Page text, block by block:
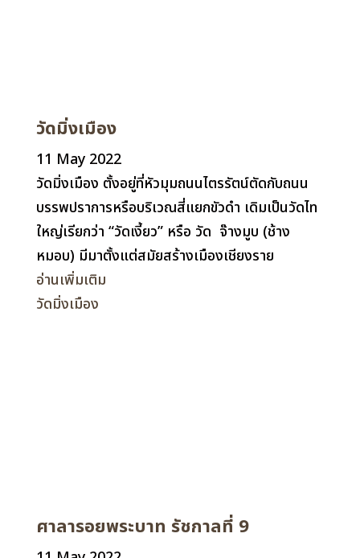
วัดมิ่งเมือง
11 May 2022
วัดมิ่งเมือง ตั้งอยู่ที่หัวมุมถนนไตรรัตน์ตัดกับถนน
บรรพปราการหรือบริเวณสี่แยกขัวดำ เดิมเป็นวัดไท
ใหญ่เรียกว่า “วัดเงี้ยว” หรือ วัด จ๊างมูบ (ช้าง
หมอบ) มีมาตั้งแต่สมัยสร้างเมืองเชียงราย
อ่านเพิ่มเติม
วัดมิ่งเมือง
ศาลารอยพระบาท รัชกาลที่ 9